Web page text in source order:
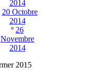
2014
20 Octobre
2014
º 26
Novembre
2014
2015